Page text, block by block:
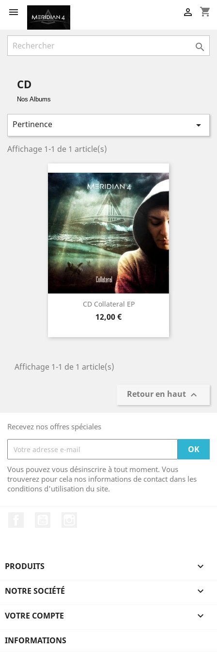
 shopping_cart


CD
Nos Albums
Pertinence 
Affichage 1-1 de 1 article(s)
CD Collateral EP
Prix
12,00 €
Affichage 1-1 de 1 article(s)
Retour en haut 
Recevez nos offres spéciales
Vous pouvez vous désinscrire à tout moment. Vous
trouverez pour cela nos informations de contact dans les
conditions d'utilisation du site.
PRODUITS 
NOTRE SOCIÉTÉ 
VOTRE COMPTE 
INFORMATIONS